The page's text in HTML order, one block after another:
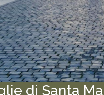
di Santa